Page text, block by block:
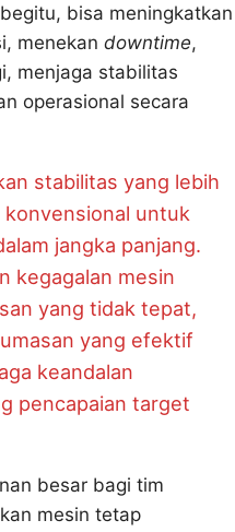
bisa meningkatkan
menekan downtime,
menjaga stabilitas
operasional secara
stabilitas yang lebih
konvensional untuk
jangka panjang.
kegagalan mesin
yang tidak tepat,
yang efektif
keandalan
pencapaian target
besar bagi tim
mesin tetap